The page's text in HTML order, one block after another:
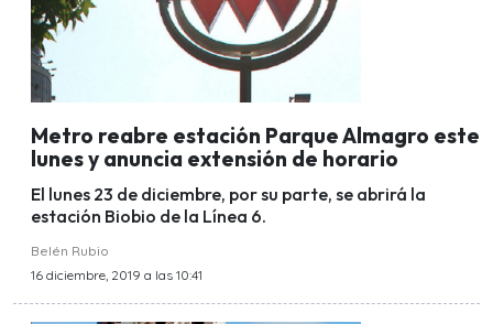
Metro reabre estación Parque Almagro este
lunes y anuncia extensión de horario
El lunes 23 de diciembre, por su parte, se abrirá la
estación Biobio de la Línea 6.
Belén Rubio
16 diciembre, 2019 a las 10:41